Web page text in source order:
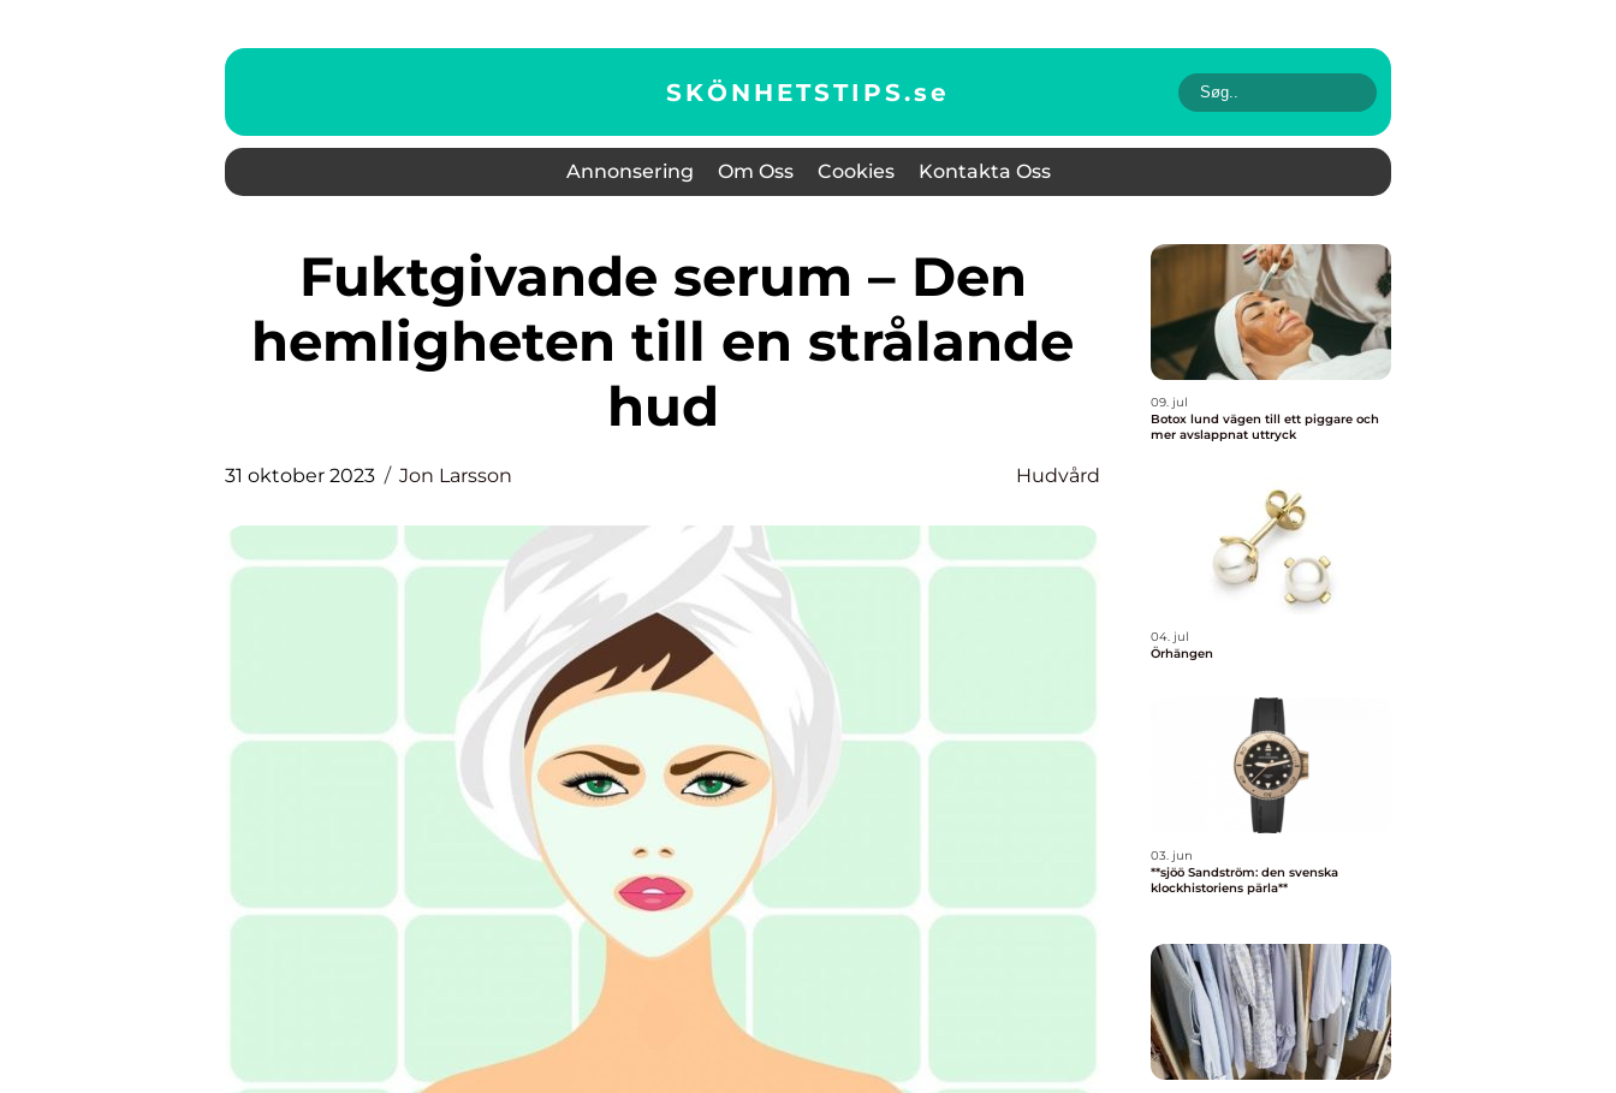
SKÖNHETSTIPS.se
Annonsering Om Oss Cookies Kontakta Oss
Fuktgivande serum – Den
hemligheten till en strålande
hud
31 oktober 2023 Jon Larsson Hudvård
09. jul
Botox lund vägen till ett piggare och
mer avslappnat uttryck
04. jul
Örhängen
03. jun
**sjöö Sandström: den svenska
klockhistoriens pärla**